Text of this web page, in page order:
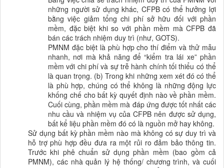
những người sử dụng khác, CFPB có thể hưởng lợi
bằng việc giảm tổng chi phí sở hữu đối với phần
mềm, đặc biệt khi so với phần mềm mà CFPB đã
bán các trách nhiệm duy trì (như, GOTS).
PMNM đặc biệt là phù hợp cho thí điểm và thử mẫu
nhanh, nơi mà khả năng để “kiểm tra lái xe” phần
mềm với chi phí và sự trễ hành chính tối thiểu có thể
là quan trọng. (b) Trong khi những xem xét đó có thể
là phù hợp, chúng có thể không là những động lực
khống chế cho bất kỳ quyết định nào về phần mềm.
Cuối cùng, phần mềm mà đáp ứng được tốt nhất các
nhu cầu và nhiệm vụ của CFPB nên được sử dụng,
bất kể liệu phần mềm đó có là nguồn mở hay không.
Sử dụng bất kỳ phần mềm nào mà không có sự duy trì và
hỗ trợ phù hợp đều đưa ra một rủi ro đảm bảo thông tin.
Trước khi phê chuẩn sử dụng phần mềm (bao gồm cả
PMNM), các nhà quản lý hệ thống/ chương trình, và cuối